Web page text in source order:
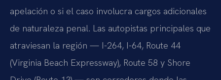
apelación o si el caso involucra cargos adicionales
de naturaleza penal. Las autopistas principales que
atraviesan la región — I-264, I-64, Route 44
(Virginia Beach Expressway), Route 58 y Shore